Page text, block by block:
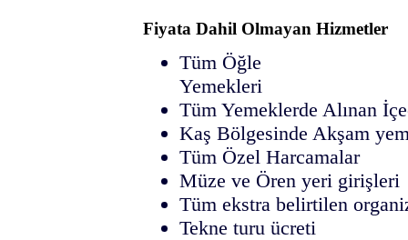
Fiyata Dahil Olmayan Hizmetler
Tüm Öğle
Tüm Yemeklerde Alınan
Kaş Bölgesinde Akşam
Tüm Özel Harcamalar
Müze ve Ören yeri girişleri
Tüm ekstra belirtilen
Tekne turu